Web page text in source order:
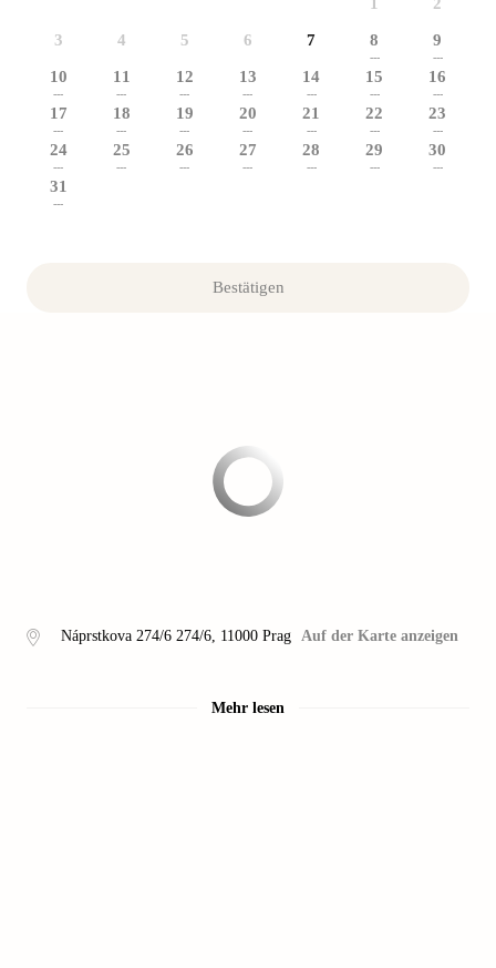
3 4 5 6 7 8
---
9
---
10
---
11
---
12
---
13
---
14
---
15
---
16
---
17
---
18
---
19
---
20
---
21
---
22
---
23
---
24
---
25
---
26
---
27
---
28
---
29
---
30
---
31
---
Bestätigen
Náprstkova 274/6 274/6, 11000 Prag Auf der Karte anzeigen
Mehr lesen